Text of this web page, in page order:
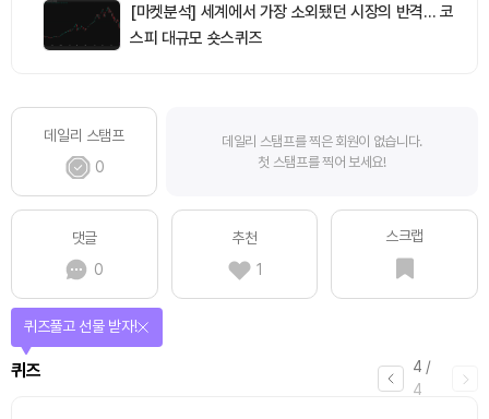
[마켓분석] 세계에서 가장 소외됐던 시장의 반격… 코
스피 대규모 숏스퀴즈
데일리 스탬프
0
데일리 스탬프를 찍은 회원이 없습니다.
첫 스탬프를 찍어 보세요!
댓글
0
추천
1
스크랩
4 /
4
퀴즈
퀴즈풀고 선물 받자!